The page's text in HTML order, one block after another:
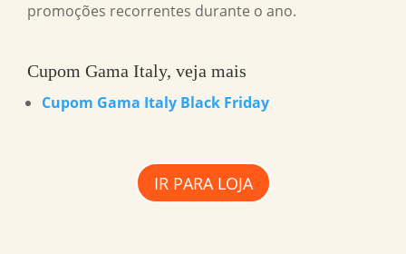
promoções recorrentes durante o ano.
Cupom Gama Italy, veja mais
Cupom Gama Italy Black Friday
IR PARA LOJA